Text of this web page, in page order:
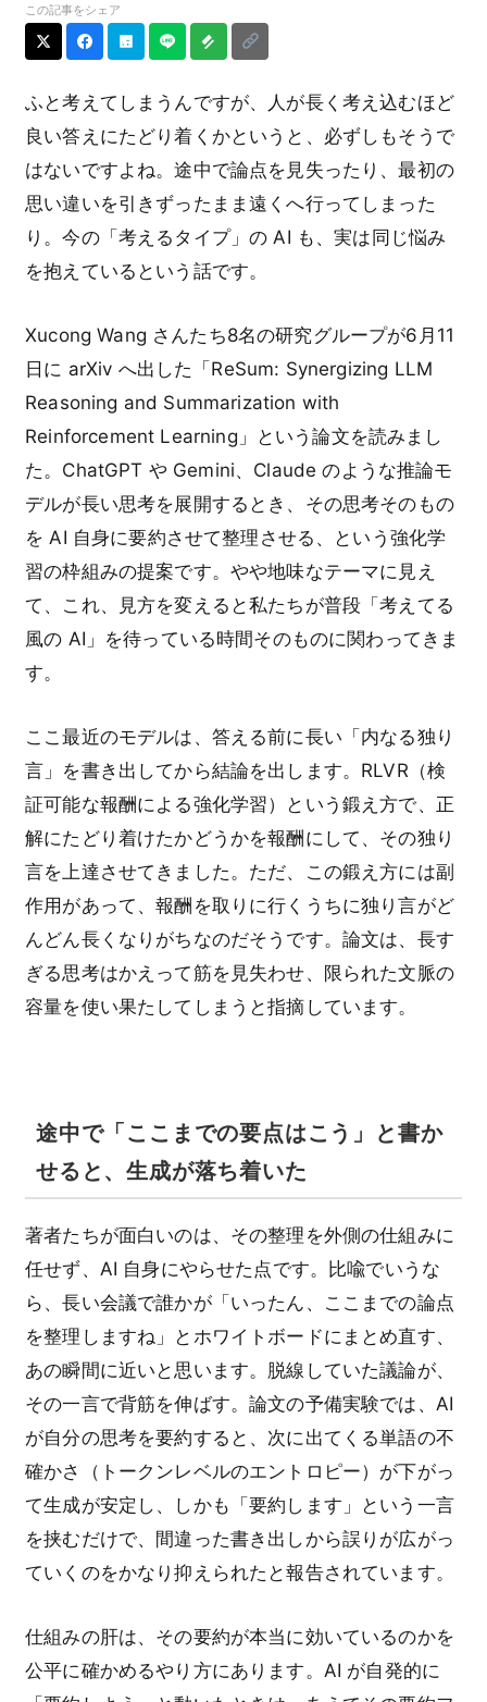
この記事をシェア
ふと考えてしまうんですが、人が長く考え込むほど
良い答えにたどり着くかというと、必ずしもそうで
はないですよね。途中で論点を見失ったり、最初の
思い違いを引きずったまま遠くへ行ってしまった
り。今の「考えるタイプ」の AI も、実は同じ悩み
を抱えているという話です。
Xucong Wang さんたち8名の研究グループが6月11
日に arXiv へ出した「ReSum: Synergizing LLM
Reasoning and Summarization with
Reinforcement Learning」という論文を読みまし
た。ChatGPT や Gemini、Claude のような推論モ
デルが長い思考を展開するとき、その思考そのもの
を AI 自身に要約させて整理させる、という強化学
習の枠組みの提案です。やや地味なテーマに見え
て、これ、見方を変えると私たちが普段「考えてる
風の AI」を待っている時間そのものに関わってきま
す。
ここ最近のモデルは、答える前に長い「内なる独り
言」を書き出してから結論を出します。RLVR（検
証可能な報酬による強化学習）という鍛え方で、正
解にたどり着けたかどうかを報酬にして、その独り
言を上達させてきました。ただ、この鍛え方には副
作用があって、報酬を取りに行くうちに独り言がど
んどん長くなりがちなのだそうです。論文は、長す
ぎる思考はかえって筋を見失わせ、限られた文脈の
容量を使い果たしてしまうと指摘しています。
途中で「ここまでの要点はこう」と書か
せると、生成が落ち着いた
著者たちが面白いのは、その整理を外側の仕組みに
任せず、AI 自身にやらせた点です。比喩でいうな
ら、長い会議で誰かが「いったん、ここまでの論点
を整理しますね」とホワイトボードにまとめ直す、
あの瞬間に近いと思います。脱線していた議論が、
その一言で背筋を伸ばす。論文の予備実験では、AI
が自分の思考を要約すると、次に出てくる単語の不
確かさ（トークンレベルのエントロピー）が下がっ
て生成が安定し、しかも「要約します」という一言
を挟むだけで、間違った書き出しから誤りが広がっ
ていくのをかなり抑えられたと報告されています。
仕組みの肝は、その要約が本当に効いているのかを
公平に確かめるやり方にあります。AI が自発的に